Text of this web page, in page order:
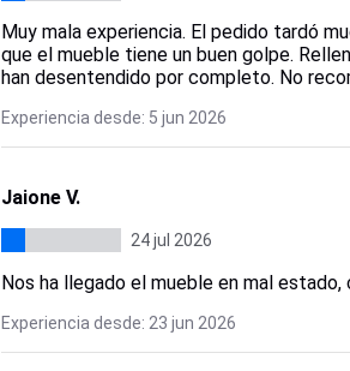
Muy mala experiencia. El pedido tardó
que el mueble tiene un buen golpe.
han desentendido por completo. No
Experiencia desde: 5 jun 2026
Jaione V.
24 jul 2026
Nos ha llegado el mueble en mal
Experiencia desde: 23 jun 2026